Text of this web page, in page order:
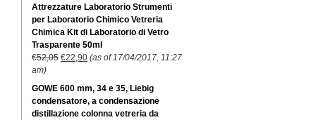
Attrezzature Laboratorio Strumenti
per Laboratorio Chimico Vetreria
Chimica Kit di Laboratorio di Vetro
Trasparente 50ml
€52,05 €22,90 (as of 17/04/2017, 11:27
am)
GOWE 600 mm, 34 e 35, Liebig
condensatore, a condensazione
distillazione colonna vetreria da